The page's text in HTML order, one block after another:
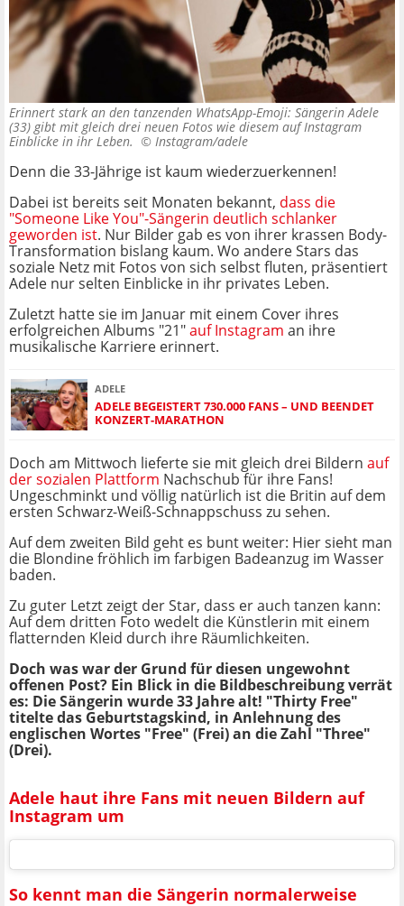
Erinnert stark an den tanzenden WhatsApp-Emoji: Sängerin Adele
(33) gibt mit gleich drei neuen Fotos wie diesem auf Instagram
Einblicke in ihr Leben. © Instagram/adele
Denn die 33-Jährige ist kaum wiederzuerkennen!
Dabei ist bereits seit Monaten bekannt, dass die
"Someone Like You"-Sängerin deutlich schlanker
geworden ist. Nur Bilder gab es von ihrer krassen Body-
Transformation bislang kaum. Wo andere Stars das
soziale Netz mit Fotos von sich selbst fluten, präsentiert
Adele nur selten Einblicke in ihr privates Leben.
Zuletzt hatte sie im Januar mit einem Cover ihres
erfolgreichen Albums "21"auf Instagram an ihre
musikalische Karriere erinnert.
ADELE
ADELE BEGEISTERT 730.000 FANS – UND BEENDET
KONZERT-MARATHON
Doch am Mittwoch lieferte sie mit gleich drei Bildern auf
der sozialen Plattform Nachschub für ihre Fans!
Ungeschminkt und völlig natürlich ist die Britin auf dem
ersten Schwarz-Weiß-Schnappschuss zu sehen.
Auf dem zweiten Bild geht es bunt weiter: Hier sieht man
die Blondine fröhlich im farbigen Badeanzug im Wasser
baden.
Zu guter Letzt zeigt der Star, dass er auch tanzen kann:
Auf dem dritten Foto wedelt die Künstlerin mit einem
flatternden Kleid durch ihre Räumlichkeiten.
Doch was war der Grund für diesen ungewohnt
offenen Post? Ein Blick in die Bildbeschreibung verrät
es: Die Sängerin wurde 33 Jahre alt! "Thirty Free"
titelte das Geburtstagskind, in Anlehnung des
englischen Wortes "Free" (Frei) an die Zahl "Three"
(Drei).
Adele haut ihre Fans mit neuen Bildern auf
Instagram um
So kennt man die Sängerin normalerweise